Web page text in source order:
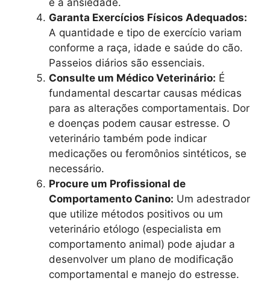
e a ansiedade.
Garanta Exercícios Físicos Adequados:
A quantidade e tipo de exercício variam
conforme a raça, idade e saúde do cão.
Passeios diários são essenciais.
Consulte um Médico Veterinário: É
fundamental descartar causas médicas
para as alterações comportamentais. Dor
e doenças podem causar estresse. O
veterinário também pode indicar
medicações ou feromônios sintéticos, se
necessário.
Procure um Profissional de
Comportamento Canino: Um adestrador
que utilize métodos positivos ou um
veterinário etólogo (especialista em
comportamento animal) pode ajudar a
desenvolver um plano de modificação
comportamental e manejo do estresse.